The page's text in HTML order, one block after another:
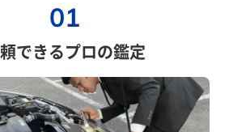
01
できるプロの鑑定